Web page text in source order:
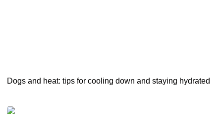
Dogs and heat: tips for cooling down and staying hydrated